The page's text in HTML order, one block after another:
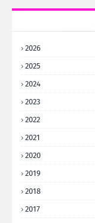
2026
2025
2024
2023
2022
2021
2020
2019
2018
2017